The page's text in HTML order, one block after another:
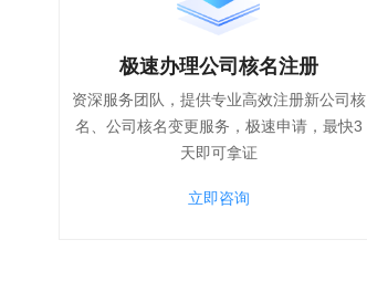
极速办理公司核名注册
资深服务团队，提供专业高效注册新公司核
名、公司核名变更服务，极速申请，最快3
天即可拿证
立即咨询